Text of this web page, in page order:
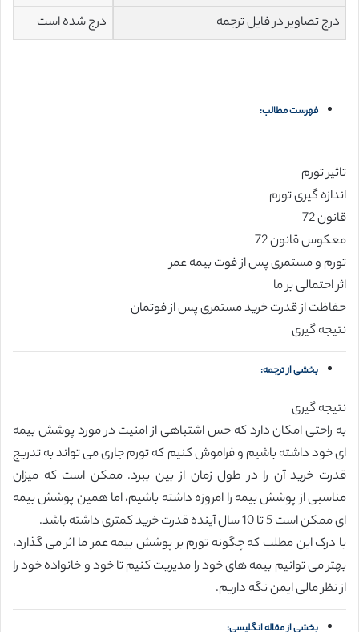
درج تصاویر در فایل ترجمه
درج شده است
فهرست مطالب:
تاثیر تورم
اندازه گیری تورم
قانون 72
معکوس قانون 72
تورم و مستمری پس از فوت بیمه عمر
اثر احتمالی بر ما
حفاظت از قدرت خرید مستمری پس از فوتمان
نتیجه گیری
بخشی از ترجمه:
نتیجه گیری
به راحتی امکان دارد که حس اشتباهی از امنیت در مورد پوشش بیمه
ای خود داشته باشیم و فراموش کنیم که تورم جاری می تواند به تدریج
قدرت خرید آن را در طول زمان از بین ببرد. ممکن است که میزان
مناسبی از پوشش بیمه را امروزه داشته باشیم، اما همین پوشش بیمه
ای ممکن است 5 تا 10 سال آینده قدرت خرید کمتری داشته باشد.
با درک این مطلب که چگونه تورم بر پوشش بیمه عمر ما اثر می گذارد،
بهتر می توانیم بیمه های خود را مدیریت کنیم تا خود و خانواده خود را
از نظر مالی ایمن نگه داریم.
بخشی از مقاله انگلیسی: